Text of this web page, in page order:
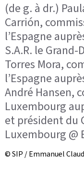
(de g. à dr.)
Carrión,
l’Espagne
S.A.R. le
Torres Mora,
l’Espagne
André Hansen,
Luxembourg
et président du
Luxembourg @
© SIP / Emmanuel